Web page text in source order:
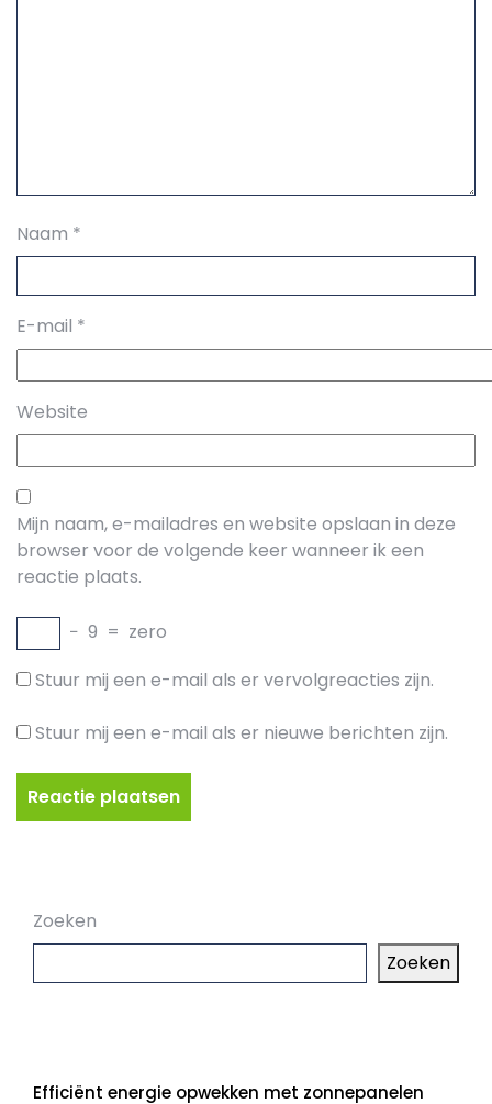
Naam *
E-mail *
Website
Mijn naam, e-mailadres en website opslaan in deze
browser voor de volgende keer wanneer ik een
reactie plaats.
− 9 = zero
Stuur mij een e-mail als er vervolgreacties zijn.
Stuur mij een e-mail als er nieuwe berichten zijn.
Zoeken
Zoeken
Efficiënt energie opwekken met zonnepanelen